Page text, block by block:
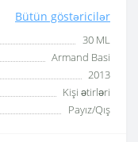
Bütün göstəricilər
30 ML
Armand Basi
2013
Kişi ətirləri
Payız/Qış